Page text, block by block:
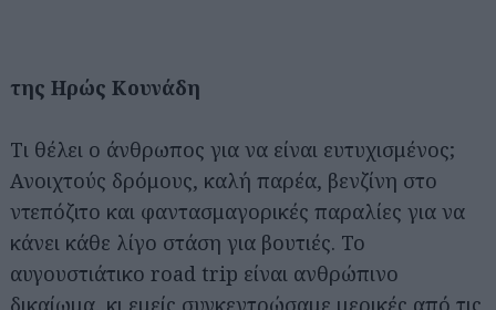
της Ηρώς Κουνάδη
Τι θέλει ο άνθρωπος για να είναι ευτυχισμένος;
Ανοιχτούς δρόμους, καλή παρέα, βενζίνη στο
ντεπόζιτο και φαντασμαγορικές παραλίες για να
κάνει κάθε λίγο στάση για βουτιές. Το
αυγουστιάτικο road trip είναι ανθρώπινο
δικαίωμα, κι εμείς συγκεντρώσαμε μερικές από τις